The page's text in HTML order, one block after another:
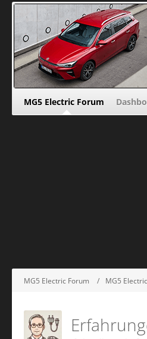
MG5 Electric Forum
MG5 Electric Forum MG5